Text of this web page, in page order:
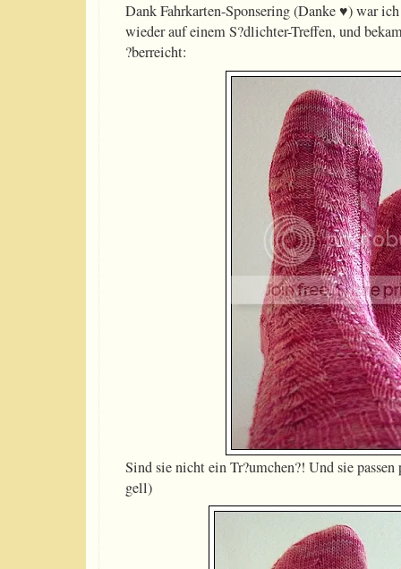
Dank Fahrkarten-Sponsering (Danke ♥) war
wieder auf einem S?dlichter-Treffen, und
?berreicht:
Sind sie nicht ein Tr?umchen?! Und sie
gell)